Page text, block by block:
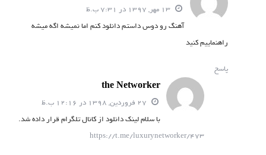
13 مهر, 1397 در 7:31 ب.ظ
آهنگ رو دوس داستم دانلود کنم اما نمیشه اگه میشه
راهنماییم کنید
پاسخ
the Networker
با سلام لینک دانلود از کانال تلگرام قرار داده شد.
https://t.me/luxurynetworker/473